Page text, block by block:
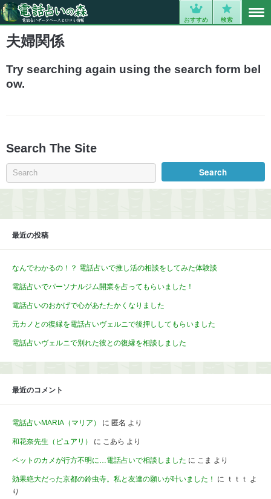
おすすめ 検索
夫婦関係
Try searching again using the search form bel
ow.
Search The Site
最近の投稿
なんでわかるの！？ 電話占いで推し活の相談をしてみた体験談
電話占いでパーソナルジム開業を占ってもらいました！
電話占いのおかげで心があたたかくなりました
元カノとの復縁を電話占いヴェルニで後押ししてもらいました
電話占いヴェルニで別れた彼との復縁を相談しました
最近のコメント
電話占いMARIA（マリア） に 匿名 より
和花奈先生（ピュアリ） に こあら より
ペットのカメが行方不明に…電話占いで相談しました に こま より
効果絶大だった京都の鈴虫寺。私と友達の願いが叶いました！ に ｔｔｔ
よ
り